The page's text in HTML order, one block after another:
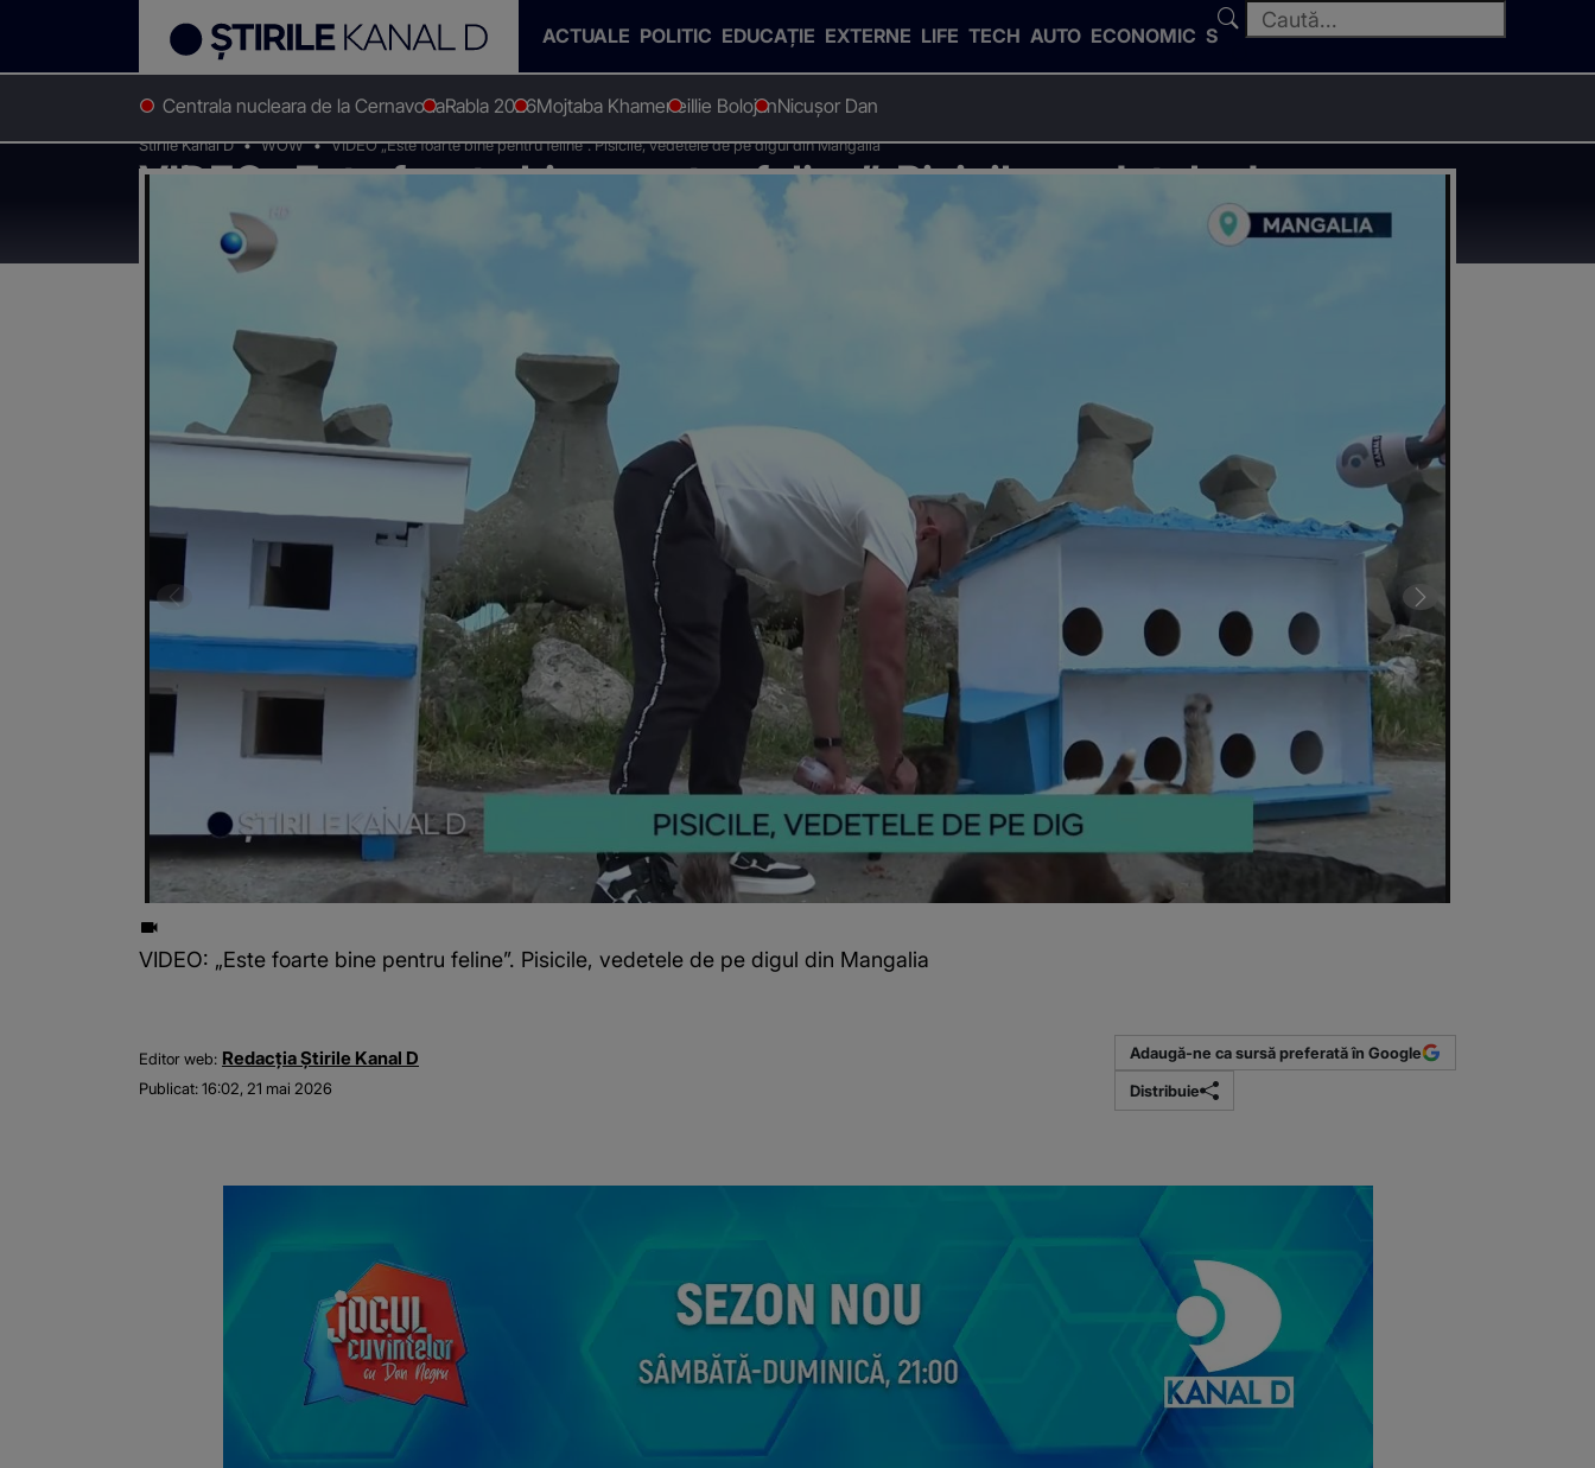
ACTUALE POLITIC EDUCAȚIE EXTERNE LIFE TECH AUTO ECONOMIC SPORT
Centrala nucleara de la CernavodaRabla 2026Mojtaba KhameneiIlie BolojanNicușor Dan
Stirile Kanal D WOW VIDEO „Este foarte bine pentru feline”. Pisicile, vedetele de pe digul din Mangalia
VIDEO „Este foarte bine pentru feline”. Pisicile, vedetele de
pe digul din Mangalia
VIDEO: „Este foarte bine pentru feline”. Pisicile, vedetele de pe digul din Mangalia
Editor web: Redacția Știrile Kanal D
Publicat:16:02, 21 mai 2026
Adaugă-ne ca sursă preferată în Google
Distribuie